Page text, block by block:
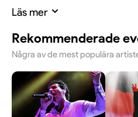
Läs mer
Rekommenderade
Några av de mest populära